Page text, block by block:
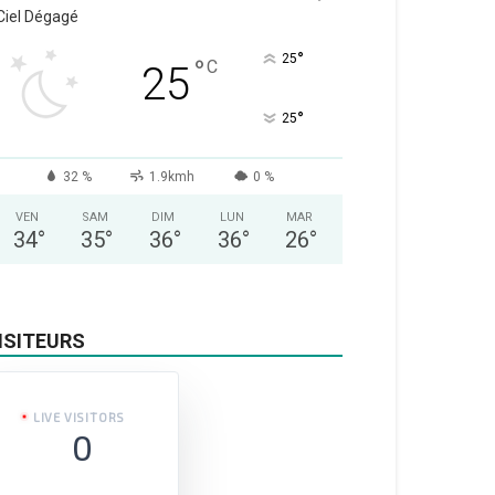
Dégagé
25°C 25°
25°
32 % 1.9kmh 0 %
VEN
34°
SAM
35°
DIM
36°
LUN
36°
MAR
26°
LIVE VISITORS
0